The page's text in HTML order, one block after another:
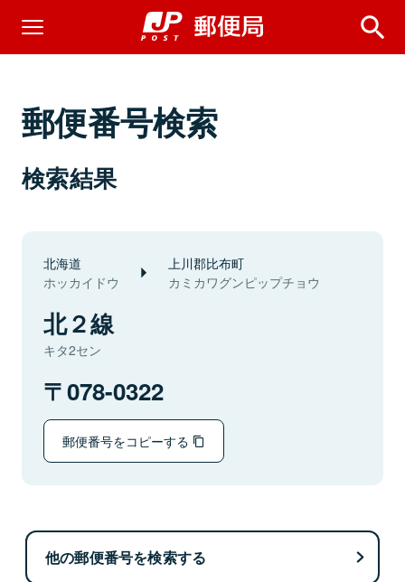
郵便番号検索
検索結果
北海道
ホッカイドウ
上川郡比布町
カミカワグンピップチョウ
北２線
キタ2セン
078-0322
郵便番号をコピーする
他の郵便番号を検索する